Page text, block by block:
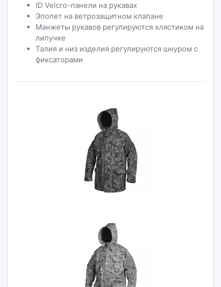
ID Velcro-панели на рукавах
Эполет на ветрозащитном клапане
Манжеты рукавов регулируются хлястиком на
липучке
Талия и низ изделия регулируются шнуром с
фиксаторами